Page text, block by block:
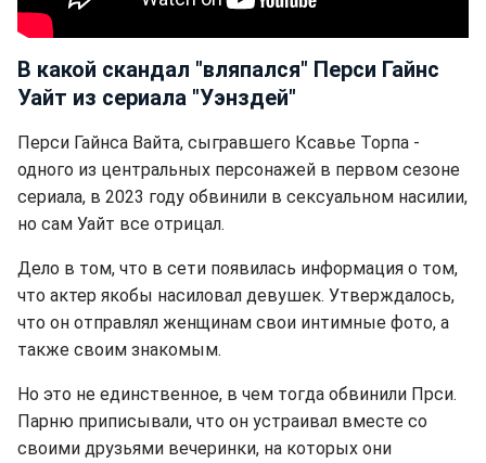
В какой скандал "вляпался" Перси Гайнс
Уайт из сериала "Уэнздей"
Перси Гайнса Вайта, сыгравшего Ксавье Торпа -
одного из центральных персонажей в первом сезоне
сериала, в 2023 году обвинили в сексуальном насилии,
но сам Уайт все отрицал.
Дело в том, что в сети появилась информация о том,
что актер якобы насиловал девушек. Утверждалось,
что он отправлял женщинам свои интимные фото, а
также своим знакомым.
Но это не единственное, в чем тогда обвинили Прси.
Парню приписывали, что он устраивал вместе со
своими друзьями вечеринки, на которых они